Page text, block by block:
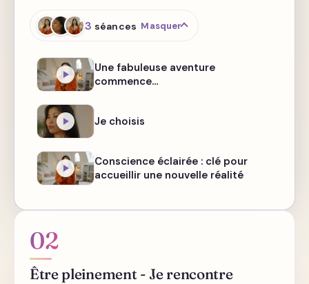
3 séances Masquer
Une fabuleuse aventure
commence…
Je choisis
Conscience éclairée : clé pour
accueillir une nouvelle réalité
02
Être pleinement - Je rencontre